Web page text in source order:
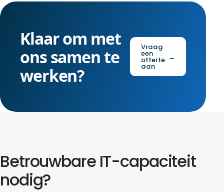
Klaar om met
ons samen te
werken?
Vraag
een
offerte
aan
→
Betrouwbare IT-capaciteit
nodig?